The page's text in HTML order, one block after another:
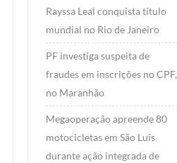
Rayssa Leal conquista título
mundial no Rio de Janeiro
PF investiga suspeita de
fraudes em inscrições no CPF,
no Maranhão
Megaoperação apreende 80
motocicletas em São Luís
durante ação integrada de